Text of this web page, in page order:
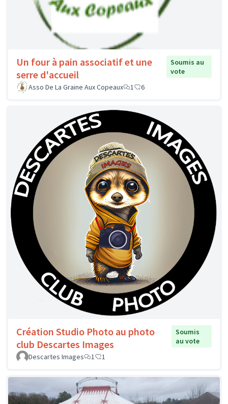
Un four à pain associatif et une
serre d'accueil
Soumis au
vote
Asso De La Graine Aux Copeaux
1 6
Création Studio Photo au photo
club Descartes Images
Soumis
au vote
Descartes Images
1 1